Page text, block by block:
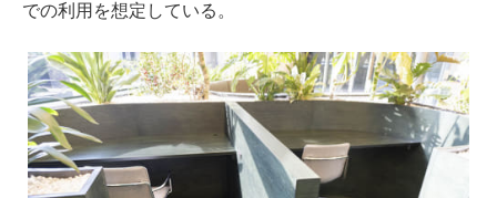
での利用を想定している。